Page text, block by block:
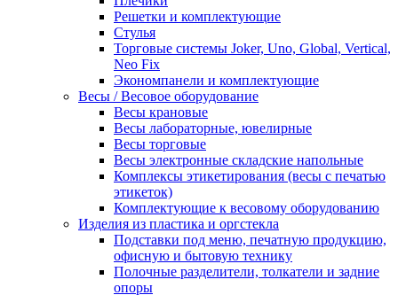
Решетки и комплектующие
Стулья
Торговые системы Joker, Uno, Global, Vertical,
Neo Fix
Экономпанели и комплектующие
Весы / Весовое оборудование
Весы крановые
Весы лабораторные, ювелирные
Весы торговые
Весы электронные складские напольные
Комплексы этикетирования (весы с печатью
этикеток)
Комплектующие к весовому оборудованию
Изделия из пластика и оргстекла
Подставки под меню, печатную продукцию,
офисную и бытовую технику
Полочные разделители, толкатели и задние
опоры